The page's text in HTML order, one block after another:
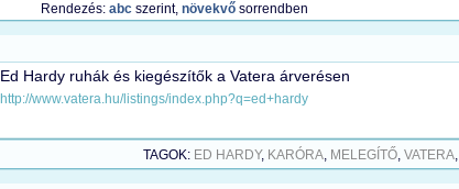
Rendezés: abcszerint, növekvősorrendben
Ed Hardy ruhák és kiegészítők a Vatera árverésen
http://www.vatera.hu/listings/index.php?q=ed+hardy
TAGOK: ED HARDY, KARÓRA, MELEGÍTŐ, VATERA,